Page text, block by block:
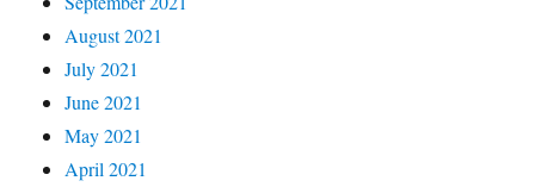
August 2021
July 2021
June 2021
May 2021
April 2021